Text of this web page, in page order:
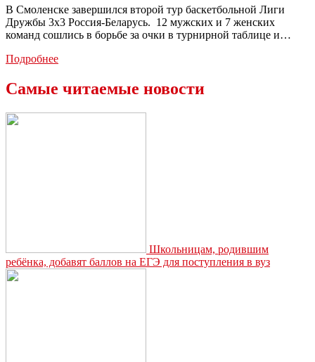
В Смоленске завершился второй тур баскетбольной Лиги
Дружбы 3х3 Россия-Беларусь. 12 мужских и 7 женских
команд сошлись в борьбе за очки в турнирной таблице и…
ПодробнееТуляк
признан
Самые читаемые новости
Школьницам, родившим
ребёнка, добавят баллов на ЕГЭ для поступления в вуз